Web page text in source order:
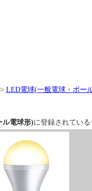
LED電球(一般電球・ボー
ル電球形)に登録されてい